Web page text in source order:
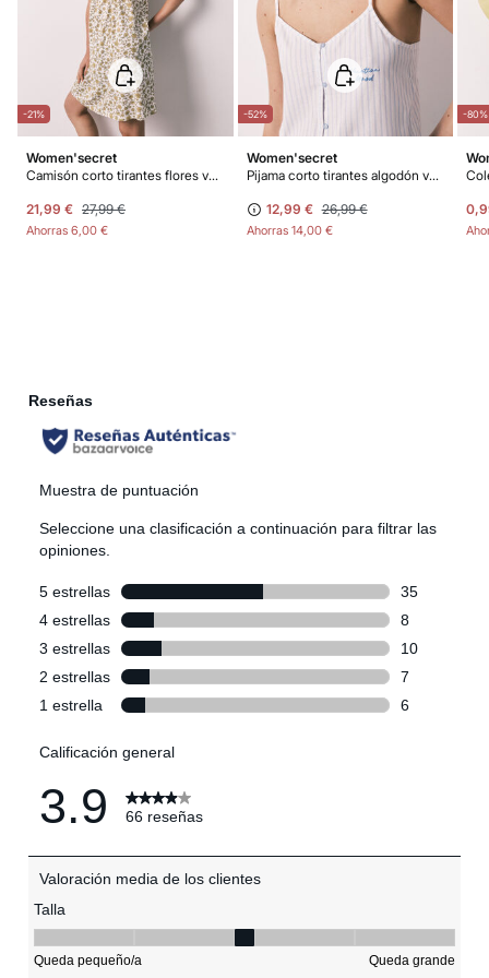
peso del envío.
-21%
Women'secret
Camisón corto tirantes flores verde
21,99 € 27,99 €
Ahorras 6,00 €
-52%
Women'secret
Pijama corto tirantes algodón volante azul
12,99 € 26,99 €
Ahorras 14,00 €
-80%